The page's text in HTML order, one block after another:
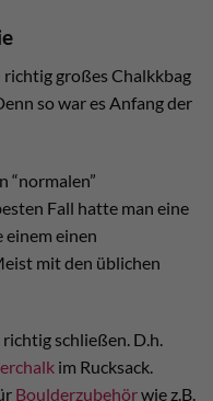
großes Chalkkbag
so war es Anfang der
“normalen”
Fall hatte man eine
einen
mit den üblichen
schließen. D.h.
im Rucksack.
Boulderzubehörwie z.B.